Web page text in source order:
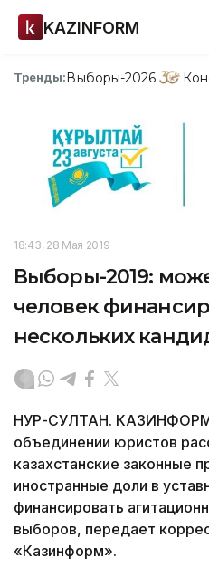
KAZINFORM
Тренды:Выборы-2026
18:43, 28 Мая 2019
Выборы-2019:
человек
нескольких
НУР-СУЛТАН. КАЗИНФОРМ
объединении юристов
казахстанские законные
иностранные доли в
финансировать
выборов, передает
«Казинформ».